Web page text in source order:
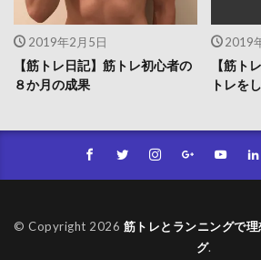
2019年2月5日
【筋トレ日記】筋トレ初心者の
８か月の成果
2019
【筋ト
トレを
© Copyright 2026 筋トレとランニングで
グ.